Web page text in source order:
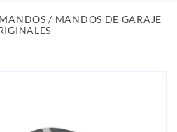
/ MANDOS DE GARAJE